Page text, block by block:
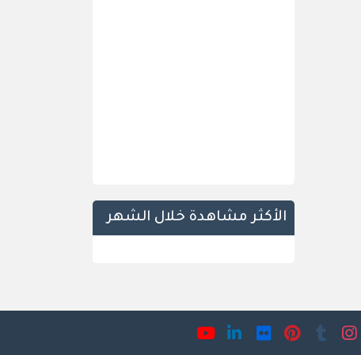
الأكثر مشاهدة خلال الشهر